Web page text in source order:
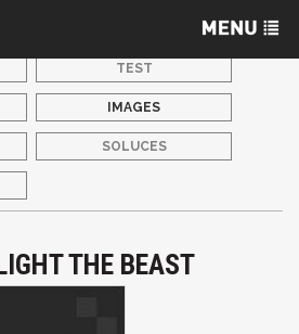
TEST
IMAGES
SOLUCES
THE BEAST